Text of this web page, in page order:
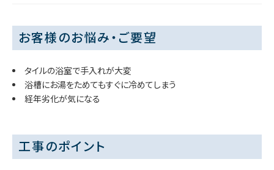
お客様のお悩み・ご要望
タイルの浴室で手入れが大変
浴槽にお湯をためてもすぐに冷めてしまう
経年劣化が気になる
工事のポイント